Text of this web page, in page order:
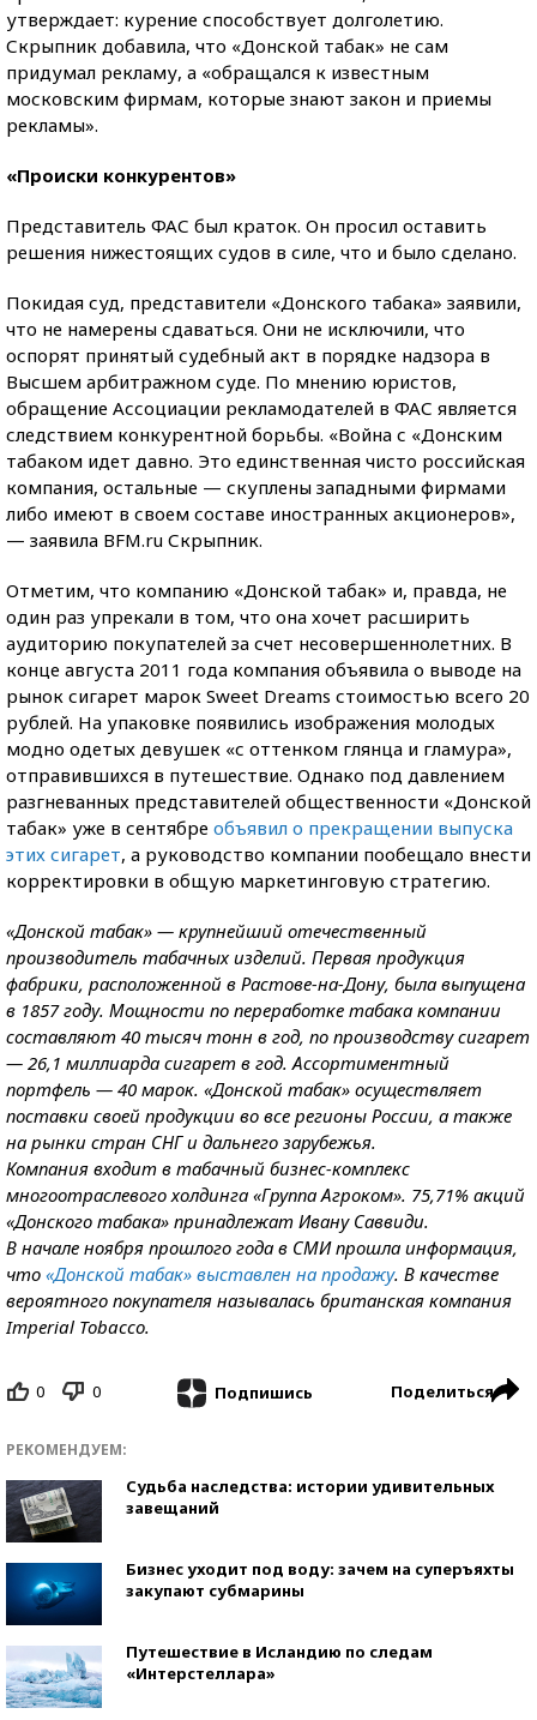
утверждает: курение способствует долголетию.
Скрыпник добавила, что «Донской табак» не сам
придумал рекламу, а «обращался к известным
московским фирмам, которые знают закон и приемы
рекламы».
«Происки конкурентов»
Представитель ФАС был краток. Он просил оставить
решения нижестоящих судов в силе, что и было сделано.
Покидая суд, представители «Донского табака» заявили,
что не намерены сдаваться. Они не исключили, что
оспорят принятый судебный акт в порядке надзора в
Высшем арбитражном суде. По мнению юристов,
обращение Ассоциации рекламодателей в ФАС является
следствием конкурентной борьбы. «Война с «Донским
табаком идет давно. Это единственная чисто российская
компания, остальные — скуплены западными фирмами
либо имеют в своем составе иностранных акционеров»,
— заявила BFM.ru Скрыпник.
Отметим, что компанию «Донской табак» и, правда, не
один раз упрекали в том, что она хочет расширить
аудиторию покупателей за счет несовершеннолетних. В
конце августа 2011 года компания объявила о выводе на
рынок сигарет марок Sweet Dreams стоимостью всего 20
рублей. На упаковке появились изображения молодых
модно одетых девушек «с оттенком глянца и гламура»,
отправившихся в путешествие. Однако под давлением
разгневанных представителей общественности «Донской
табак» уже в сентябре объявил о прекращении выпуска
этих сигарет, а руководство компании пообещало внести
корректировки в общую маркетинговую стратегию.
«Донской табак» — крупнейший отечественный
производитель табачных изделий. Первая продукция
фабрики, расположенной в Растове-на-Дону, была выпущена
в 1857 году. Мощности по переработке табака компании
составляют 40 тысяч тонн в год, по производству сигарет
— 26,1 миллиарда сигарет в год. Ассортиментный
портфель — 40 марок. «Донской табак» осуществляет
поставки своей продукции во все регионы России, а также
на рынки стран СНГ и дальнего зарубежья.
Компания входит в табачный бизнес-комплекс
многоотраслевого холдинга «Группа Агроком». 75,71% акций
«Донского табака» принадлежат Ивану Саввиди.
В начале ноября прошлого года в СМИ прошла информация,
что «Донской табак» выставлен на продажу. В качестве
вероятного покупателя называлась британская компания
Imperial Tobacco.
0 0 Подпишись Поделиться
РЕКОМЕНДУЕМ:
Судьба наследства: истории удивительных
завещаний
Бизнес уходит под воду: зачем на суперъяхты
закупают субмарины
Путешествие в Исландию по следам
«Интерстеллара»